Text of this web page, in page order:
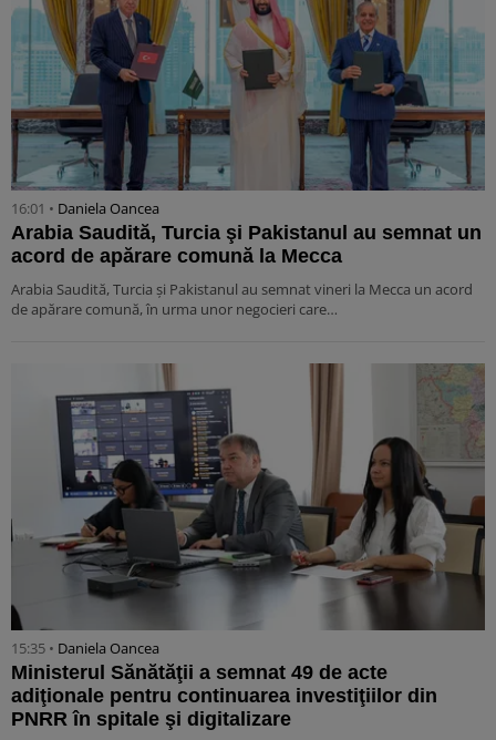
16:01 • Daniela Oancea
Arabia Saudită, Turcia şi Pakistanul au semnat un
acord de apărare comună la Mecca
Arabia Saudită, Turcia şi Pakistanul au semnat vineri la Mecca un acord
de apărare comună, în urma unor negocieri care…
15:35 • Daniela Oancea
Ministerul Sănătăţii a semnat 49 de acte
adiţionale pentru continuarea investiţiilor din
PNRR în spitale şi digitalizare